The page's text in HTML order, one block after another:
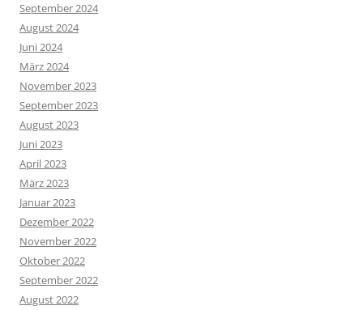
September 2024
August 2024
Juni 2024
März 2024
November 2023
September 2023
August 2023
Juni 2023
April 2023
März 2023
Januar 2023
Dezember 2022
November 2022
Oktober 2022
September 2022
August 2022